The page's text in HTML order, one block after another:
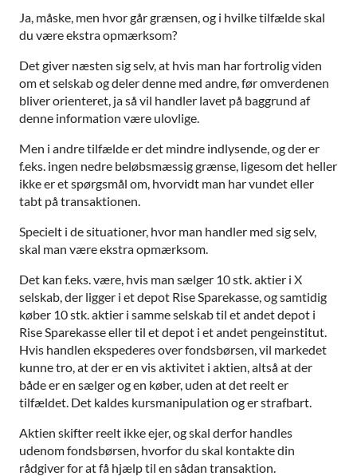
Ja, måske, men hvor går grænsen, og i hvilke tilfælde skal
du være ekstra opmærksom?
Det giver næsten sig selv, at hvis man har fortrolig viden
om et selskab og deler denne med andre, før omverdenen
bliver orienteret, ja så vil handler lavet på baggrund af
denne information være ulovlige.
Men i andre tilfælde er det mindre indlysende, og der er
f.eks. ingen nedre beløbsmæssig grænse, ligesom det heller
ikke er et spørgsmål om, hvorvidt man har vundet eller
tabt på transaktionen.
Specielt i de situationer, hvor man handler med sig selv,
skal man være ekstra opmærksom.
Det kan f.eks. være, hvis man sælger 10 stk. aktier i X
selskab, der ligger i et depot Rise Sparekasse, og samtidig
køber 10 stk. aktier i samme selskab til et andet depot i
Rise Sparekasse eller til et depot i et andet pengeinstitut.
Hvis handlen ekspederes over fondsbørsen, vil markedet
kunne tro, at der er en vis aktivitet i aktien, altså at der
både er en sælger og en køber, uden at det reelt er
tilfældet. Det kaldes kursmanipulation og er strafbart.
Aktien skifter reelt ikke ejer, og skal derfor handles
udenom fondsbørsen, hvorfor du skal kontakte din
rådgiver for at få hjælp til en sådan transaktion.